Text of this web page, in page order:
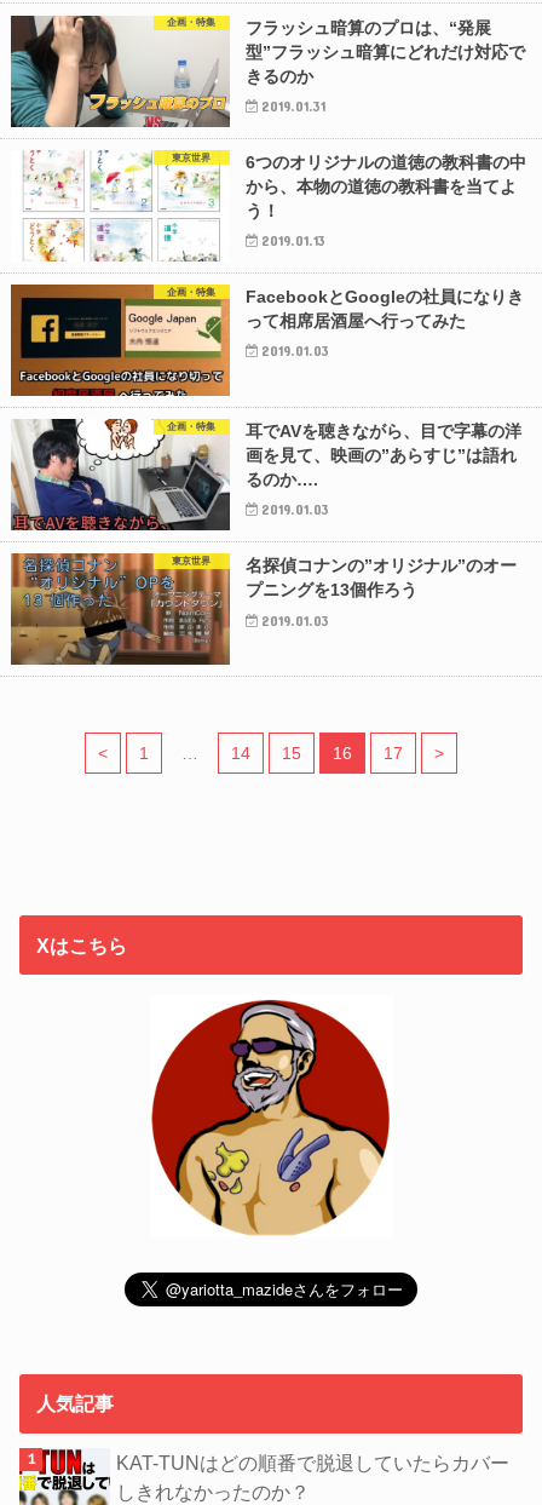
企画・特集
フラッシュ暗算のプロは、“発展
型”フラッシュ暗算にどれだけ対応で
きるのか
2019.01.31
東京世界
6つのオリジナルの道徳の教科書の中
から、本物の道徳の教科書を当てよ
う！
2019.01.13
企画・特集
FacebookとGoogleの社員になりき
って相席居酒屋へ行ってみた
2019.01.03
企画・特集
耳でAVを聴きながら、目で字幕の洋
画を見て、映画の”あらすじ”は語れ
るのか….
2019.01.03
東京世界
名探偵コナンの”オリジナル”のオー
プニングを13個作ろう
2019.01.03
< 1 14 15 16 17 >
Xはこちら
人気記事
KAT-TUNはどの順番で脱退していたらカバー
しきれなかったのか？